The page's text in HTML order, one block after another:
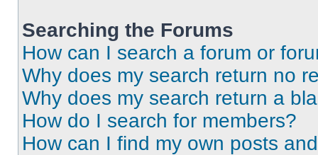
Searching the Forums
How can I search a forum or
Why does my search return no
Why does my search return a
How do I search for members?
How can I find my own posts